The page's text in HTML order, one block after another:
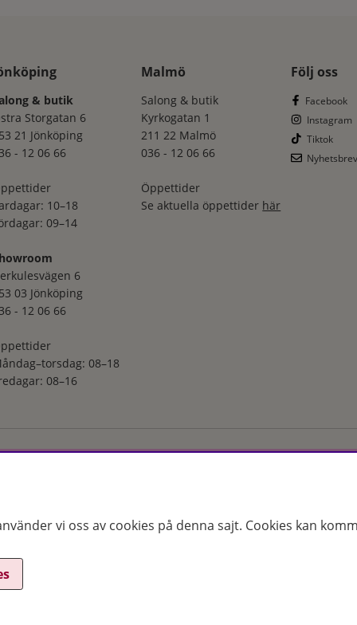
& butik
Storgatan 6
21 Jönköping
- 12 06 66
10–18
09–14
6
03 Jönköping
- 12 06 66
08–18
08–16
Malmö
Salong & butik
Kyrkogatan 1
211 22 Malmö
036 - 12 06 66
Öppettider
Se aktuella öppettider här
Följ oss
Facebook
Instagram
Tiktok
Nyhetsbrev
för just dina behov. Handla enkelt på hudoteket.se eller besök oss i
2025
vi oss av cookies på denna sajt. Cookies kan